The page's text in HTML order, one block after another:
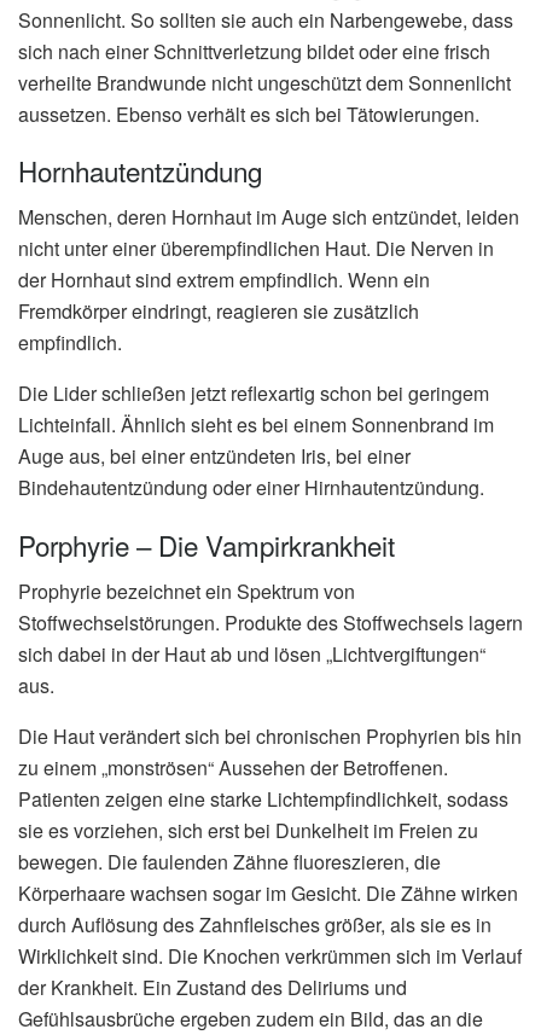
Sonnenlicht. So sollten sie auch ein Narbengewebe, dass
sich nach einer Schnittverletzung bildet oder eine frisch
verheilte Brandwunde nicht ungeschützt dem Sonnenlicht
aussetzen. Ebenso verhält es sich bei Tätowierungen.
Hornhautentzündung
Menschen, deren Hornhaut im Auge sich entzündet, leiden
nicht unter einer überempfindlichen Haut. Die Nerven in
der Hornhaut sind extrem empfindlich. Wenn ein
Fremdkörper eindringt, reagieren sie zusätzlich
empfindlich.
Die Lider schließen jetzt reflexartig schon bei geringem
Lichteinfall. Ähnlich sieht es bei einem Sonnenbrand im
Auge aus, bei einer entzündeten Iris, bei einer
Bindehautentzündung oder einer Hirnhautentzündung.
Porphyrie – Die Vampirkrankheit
Prophyrie bezeichnet ein Spektrum von
Stoffwechselstörungen. Produkte des Stoffwechsels lagern
sich dabei in der Haut ab und lösen „Lichtvergiftungen“
aus.
Die Haut verändert sich bei chronischen Prophyrien bis hin
zu einem „monströsen“ Aussehen der Betroffenen.
Patienten zeigen eine starke Lichtempfindlichkeit, sodass
sie es vorziehen, sich erst bei Dunkelheit im Freien zu
bewegen. Die faulenden Zähne fluoreszieren, die
Körperhaare wachsen sogar im Gesicht. Die Zähne wirken
durch Auflösung des Zahnfleisches größer, als sie es in
Wirklichkeit sind. Die Knochen verkrümmen sich im Verlauf
der Krankheit. Ein Zustand des Deliriums und
Gefühlsausbrüche ergeben zudem ein Bild, das an die